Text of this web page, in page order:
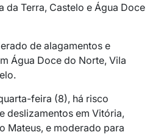
da Terra, Castelo e Água Doce
de alagamentos e
Água Doce do Norte, Vila
feira (8), há risco
deslizamentos em Vitória,
Mateus, e moderado para